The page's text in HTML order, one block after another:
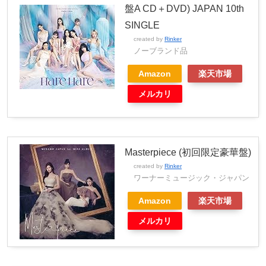
盤A CD＋DVD) JAPAN 10th
SINGLE
created by Rinker
ノーブランド品
Amazon 楽天市場
メルカリ
Masterpiece (初回限定豪華盤)
created by Rinker
ワーナーミュージック・ジャパン
Amazon 楽天市場
メルカリ